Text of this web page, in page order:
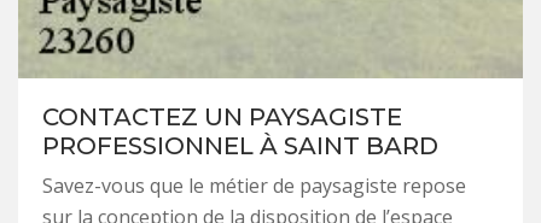
CONTACTEZ UN PAYSAGISTE
PROFESSIONNEL À SAINT BARD
Savez-vous que le métier de paysagiste repose
sur la conception de la disposition de l’espace